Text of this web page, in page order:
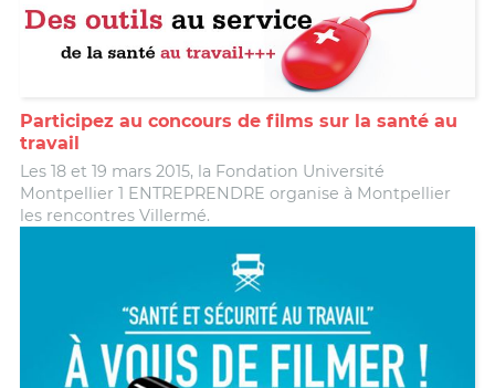
Participez au concours de films sur la santé au
travail
Les 18 et 19 mars 2015, la Fondation Université
Montpellier 1 ENTREPRENDRE organise à Montpellier
les rencontres Villermé.